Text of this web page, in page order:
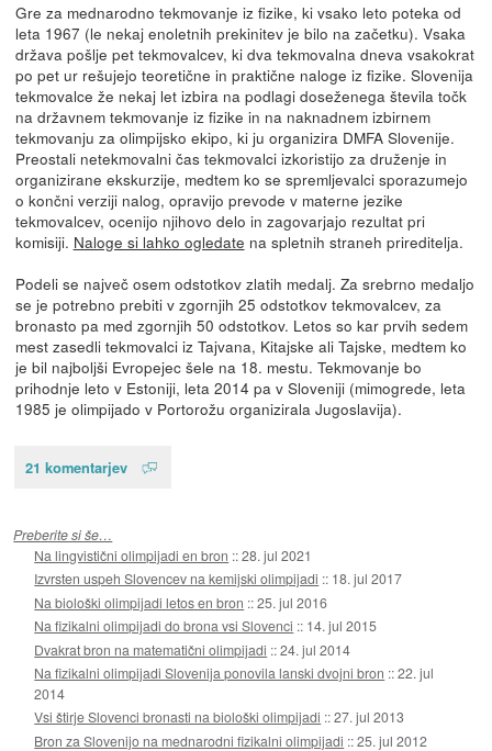
Gre za mednarodno tekmovanje iz fizike, ki vsako leto poteka od
leta 1967 (le nekaj enoletnih prekinitev je bilo na začetku). Vsaka
država pošlje pet tekmovalcev, ki dva tekmovalna dneva vsakokrat
po pet ur rešujejo teoretične in praktične naloge iz fizike. Slovenija
tekmovalce že nekaj let izbira na podlagi doseženega števila točk
na državnem tekmovanje iz fizike in na naknadnem izbirnem
tekmovanju za olimpijsko ekipo, ki ju organizira DMFA Slovenije.
Preostali netekmovalni čas tekmovalci izkoristijo za druženje in
organizirane ekskurzije, medtem ko se spremljevalci sporazumejo
o končni verziji nalog, opravijo prevode v materne jezike
tekmovalcev, ocenijo njihovo delo in zagovarjajo rezultat pri
komisiji. Naloge si lahko ogledate na spletnih straneh prireditelja.
Podeli se največ osem odstotkov zlatih medalj. Za srebrno medaljo
se je potrebno prebiti v zgornjih 25 odstotkov tekmovalcev, za
bronasto pa med zgornjih 50 odstotkov. Letos so kar prvih sedem
mest zasedli tekmovalci iz Tajvana, Kitajske ali Tajske, medtem ko
je bil najboljši Evropejec šele na 18. mestu. Tekmovanje bo
prihodnje leto v Estoniji, leta 2014 pa v Sloveniji (mimogrede, leta
1985 je olimpijado v Portorožu organizirala Jugoslavija).
21 komentarjev
Preberite si še…
Na lingvistični olimpijadi en bron ::28. jul 2021
Izvrsten uspeh Slovencev na kemijski olimpijadi :: 18. jul 2017
Na biološki olimpijadi letos en bron ::25. jul 2016
Na fizikalni olimpijadi do brona vsi Slovenci :: 14. jul 2015
Dvakrat bron na matematični olimpijadi ::24. jul 2014
Na fizikalni olimpijadi Slovenija ponovila lanski dvojni bron ::22. jul
2014
Vsi štirje Slovenci bronasti na biološki olimpijadi ::27. jul 2013
Bron za Slovenijo na mednarodni fizikalni olimpijadi ::25. jul 2012